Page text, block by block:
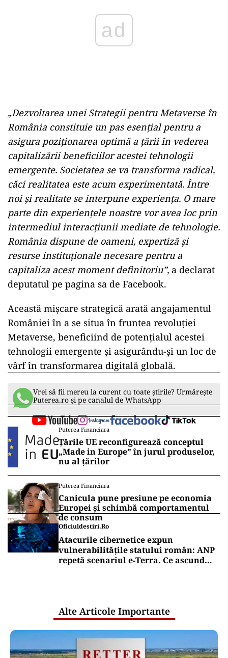
„Dezvoltarea unei Strategii pentru Metaverse în
România constituie un pas esențial pentru a
asigura poziționarea optimă a țării în vederea
capitalizării beneficiilor acestei tehnologii
emergente. Societatea se va transforma radical,
căci realitatea este acum experimentată. Între
noi și realitate se interpune experiența. O mare
parte din experiențele noastre vor avea loc prin
intermediul interacțiunii mediate de tehnologie.
România dispune de oameni, expertiză și
resurse instituționale necesare pentru a
capitaliza acest moment definitoriu”, a declarat
deputatul pe pagina sa de Facebook.
Această mișcare strategică arată angajamentul
României în a se situa în fruntea revoluției
Metaverse, beneficiind de potențialul acestei
tehnologii emergente și asigurându-și un loc de
vârf în transformarea digitală globală.
Vrei să fii mereu la curent cu toate știrile? Urmărește
Puterea.ro și pe canalul de WhatsApp
Puterea Financiara
Țările UE reconfigurează conceptul
„Made in Europe” în jurul produselor,
nu al țărilor
Puterea Financiara
Canicula pune presiune pe economia
Europei și schimbă comportamentul
de consum
Oficiuldestiri.ro
Atacurile cibernetice expun
vulnerabilitățile statului român: ANP
repetă scenariul e‑Terra. Ce ascund
Alte Articole Importante